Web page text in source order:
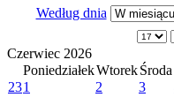
Według dnia
Czerwiec 2026
PoniedziałekWtorek Środa
231 2 3